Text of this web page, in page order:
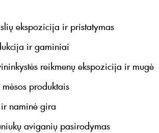
ekspozicija ir pristatymas
ir gaminiai
reikmenų ekspozicija ir mugė
produktais
naminė gira
aviganių pasirodymas